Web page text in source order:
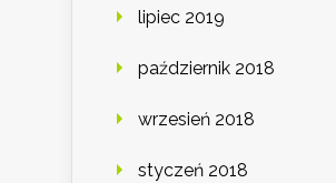
lipiec 2019
październik 2018
wrzesień 2018
styczeń 2018